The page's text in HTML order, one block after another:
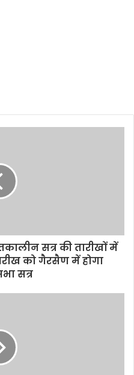
सत्र की तारीखों में
को गैरसैण में होगा
सत्र